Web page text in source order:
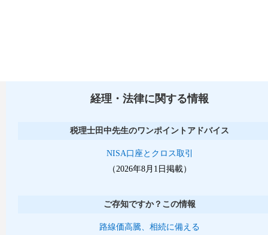
経理・法律に関する情報
税理士田中先生のワンポイントアドバイス
NISA口座とクロス取引
（2026年8月1日掲載）
ご存知ですか？この情報
路線価高騰、相続に備える